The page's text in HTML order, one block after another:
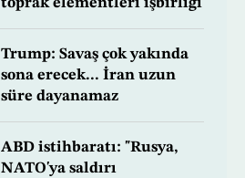
toprak elementleri işbirliği
Trump: Savaş çok yakında
sona erecek... İran uzun
süre dayanamaz
ABD istihbaratı: "Rusya,
NATO'ya saldırı